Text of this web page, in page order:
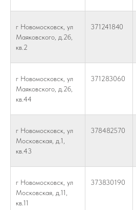
г Новомосковск, ул
Маяковского, д.2б,
кв.2
371241840
г Новомосковск, ул
Маяковского, д.2б,
кв.44
371283060
г Новомосковск, ул
Московская, д.1,
кв.43
378482570
г Новомосковск, ул
Московская, д.11,
кв.11
373830190